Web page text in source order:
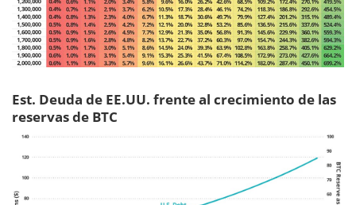
Est. Deuda de EE.UU. frente al crecimiento de las
reservas de BTC